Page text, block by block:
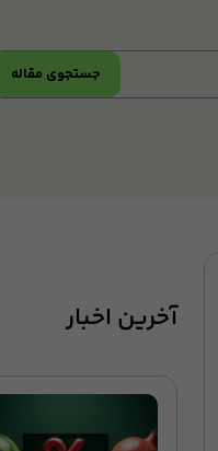
جستجوی مقاله
آخرین اخبار